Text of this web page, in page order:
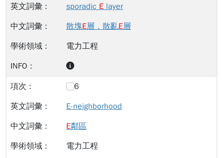
sporadic E layer
散塊E層，散亂E層
電力工程
6
E-neighborhood
E鄰區
電力工程